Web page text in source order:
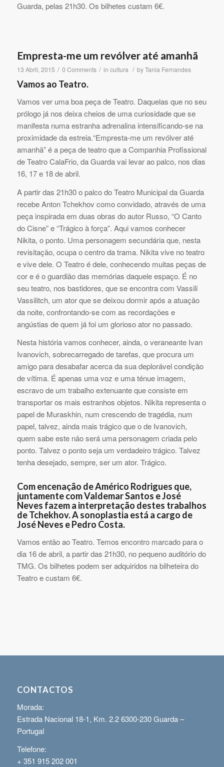
Guarda, pelas 21h30. Os bilhetes custam 6€.
Empresta-me um revólver até amanhã
13 Abril, 2015 / 0 Comments / in cultura / byTania Fernandes
Vamos ao Teatro.
Vamos ver uma boa peça de Teatro. Daquelas que no seu
prólogo já nos deixa cheios de uma curiosidade que se
manifesta numa estranha adrenalina intensificando-se na
proximidade da estreia.“Empresta-me um revólver até
amanhã” é a peça de teatro que a Companhia Profissional
de Teatro CalaFrio, da Guarda vai levar ao palco, nos dias
16, 17 e 18 de abril.
A partir das 21h30 o palco do Teatro Municipal da Guarda
recebe Anton Tchekhov como convidado, através de uma
peça inspirada em duas obras do autor Russo, “O Canto
do Cisne” e “Trágico à força”. Aqui vamos conhecer
Nikita, o ponto. Uma personagem secundária que, nesta
revisitação, ocupa o centro da trama. Nikita vive no teatro
e vive dele. O Teatro é dele, conhecendo muitas peças de
cor e é o guardião das memórias daquele espaço. É no
seu teatro, nos bastidores, que se encontra com Vassili
Vassilitch, um ator que se deixou dormir após a atuação
da noite, confrontando-se com as recordações e
angústias de quem já foi um glorioso ator no passado.
Nesta história vamos conhecer, ainda, o veraneante Ivan
Ivanovich, sobrecarregado de tarefas, que procura um
amigo para desabafar acerca da sua deplorável condição
de vítima. É apenas uma voz e uma ténue imagem,
escravo de um trabalho extenuante que consiste em
transportar os mais estranhos objetos. Nikita representa o
papel de Muraskhin, num crescendo de tragédia, num
papel, talvez, ainda mais trágico que o de Ivanovich,
quem sabe este não será uma personagem criada pelo
ponto. Talvez o ponto seja um verdadeiro trágico. Talvez
tenha desejado, sempre, ser um ator. Trágico.
Com encenação de Américo Rodrigues que,
juntamente com Valdemar Santos e José
Neves fazem a interpretação destes trabalhos
de Tchekhov. A sonoplastia está a cargo de
José Neves e Pedro Costa.
Vamos então ao Teatro. Temos encontro marcado para o
dia 16 de abril, a partir das 21h30, no pequeno auditório do
TMG. Os bilhetes podem ser adquiridos na bilheteira do
Teatro e custam 6€.
CONTACTOS
Morada:
Estrada Nacional 18-1, Km. 2.2 6300-230 Guarda –
Portugal
Telefone:
+ 351 915 202 001